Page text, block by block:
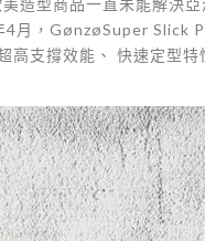
，GønzøSuper Slick
支撐效能、 快速定型